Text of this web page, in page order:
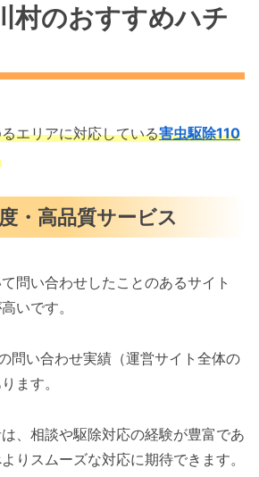
村のおすすめハチ
エリアに対応している害虫駆除110
・高品質サービス
問い合わせしたことのあるサイト
いです。
問い合わせ実績（運営サイト全体の
ます。
、相談や駆除対応の経験が豊富であ
りスムーズな対応に期待できます。